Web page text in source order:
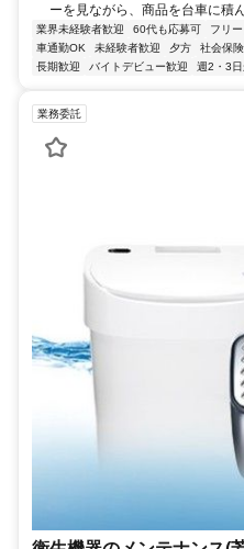
ーを見ながら、商品を台車に積
業界未経験者歓迎 60代も応募可 フリ
車通勤OK
未経験者歓迎 夕方 社会保
長期歓迎
バイトデビュー歓迎 週2・3
業務委託